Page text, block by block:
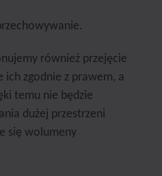
również przejęcie
ich zgodnie z prawem, a
temu nie będzie
dużej przestrzeni
się wolumeny